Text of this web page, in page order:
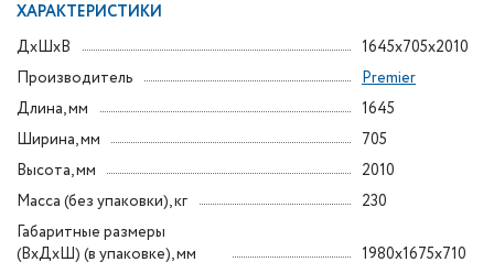
ХАРАКТЕРИСТИКИ
ДxШxВ
1645x705x2010
Производитель
Premier
Длина, мм
1645
Ширина, мм
705
Высота, мм
2010
Масса (без упаковки), кг
230
Габаритные размеры
(ВxДxШ) (в упаковке), мм
1980x1675x710